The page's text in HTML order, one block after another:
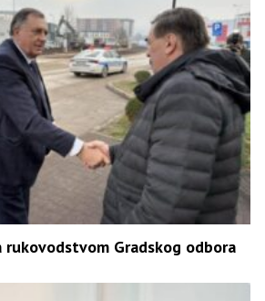
rukovodstvom Gradskog odbora